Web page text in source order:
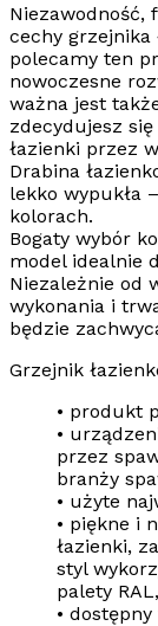
Niezawodność,
cechy grzejnika
polecamy ten
nowoczesne
ważna jest
zdecydujesz
łazienki przez
Drabina
lekko wypukła
kolorach.
Bogaty wybór
model idealnie
Niezależnie od
wykonania i
będzie
Grzejnik
• produkt
•
przez
branży
• użyte
• piękne i
łazienki,
styl
palety RAL,
•